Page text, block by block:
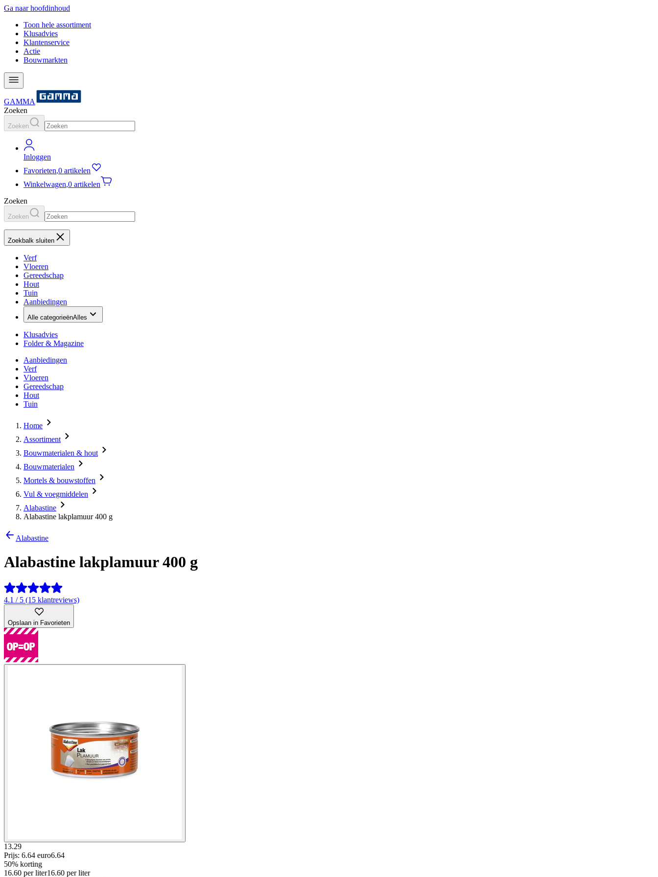
Ga naar hoofdinhoud
Toon hele assortiment
Klusadvies
Klantenservice
Actie
Bouwmarkten
GAMMA
Zoeken
Zoeken
Inloggen
Favorieten,0 artikelen
Winkelwagen,0 artikelen
Zoeken
Zoeken
Zoekbalk sluiten
Verf
Vloeren
Gereedschap
Hout
Tuin
Aanbiedingen
Alle categorieënAlles
Klusadvies
Folder & Magazine
Aanbiedingen
Verf
Vloeren
Gereedschap
Hout
Tuin
Home
Assortiment
Bouwmaterialen & hout
Bouwmaterialen
Mortels & bouwstoffen
Vul & voegmiddelen
Alabastine
Alabastine lakplamuur 400 g
Alabastine
Alabastine lakplamuur 400 g
4.1 / 5 (15 klantreviews)
Opslaan in Favorieten
13.29
Prijs: 6.64 euro6.64
50% korting
16.60 per liter16.60 per liter